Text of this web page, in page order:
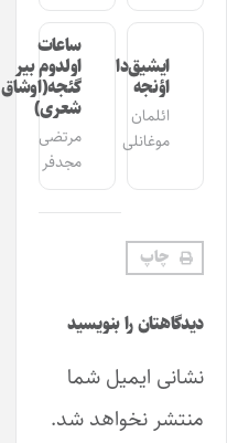
ایشیق‌دان
اؤنجه
ائلمان
موغانلی
ساعات
اولدوم بیر
گئجه(اوشاق
شعری)
مرتضی
مجدفر
چاپ
دیدگاهتان را بنویسید
نشانی ایمیل شما
منتشر نخواهد شد.